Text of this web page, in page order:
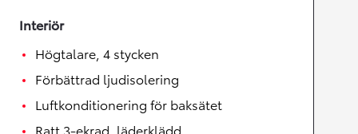
Interiör
Högtalare, 4 stycken
Förbättrad ljudisolering
Luftkonditionering för baksätet
Ratt 3-ekrad, läderklädd